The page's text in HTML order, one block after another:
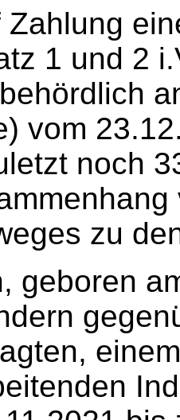
Zahlung
1 und 2
vom
noch
zu
geboren